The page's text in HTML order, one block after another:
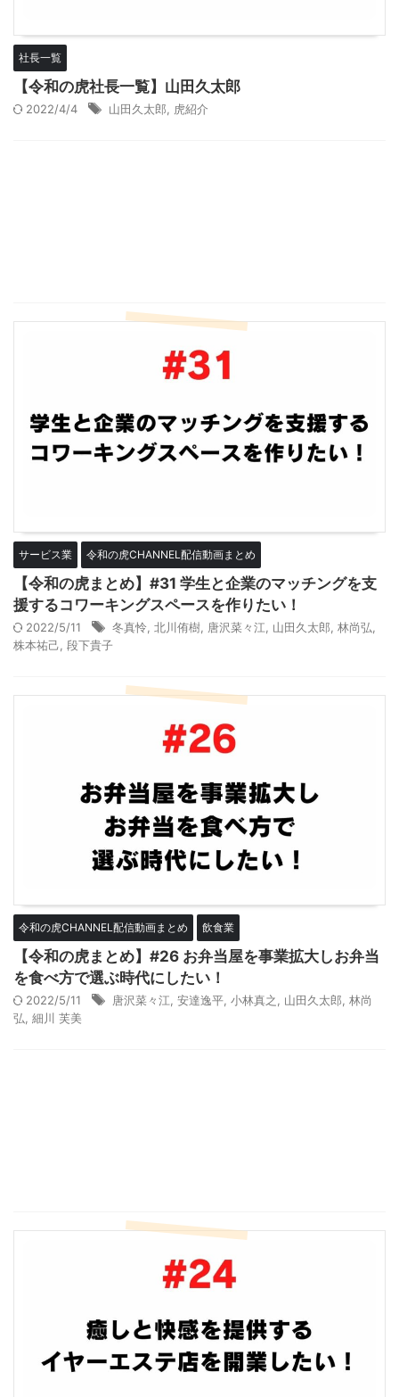
社長一覧
【令和の虎社長一覧】山田久太郎
2022/4/4 山田久太郎 虎紹介
サービス業 令和の虎CHANNEL配信動画まとめ
【令和の虎まとめ】#31 学生と企業のマッチングを支
援するコワーキングスペースを作りたい！
2022/5/11 冬真怜 北川侑樹 唐沢菜々江 山田久太郎 林尚弘
株本祐己 段下貴子
令和の虎CHANNEL配信動画まとめ 飲食業
【令和の虎まとめ】#26 お弁当屋を事業拡大しお弁当
を食べ方で選ぶ時代にしたい！
2022/5/11 唐沢菜々江, 安達逸平, 小林真之, 山田久太郎, 林尚
弘, 細川 芙美